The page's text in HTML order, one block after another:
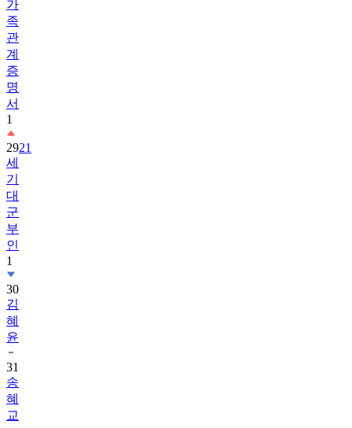
관
계
증
명
서
1
29
세
기
대
군
부
인
1
30
김
혜
윤
31
송
혜
교
32